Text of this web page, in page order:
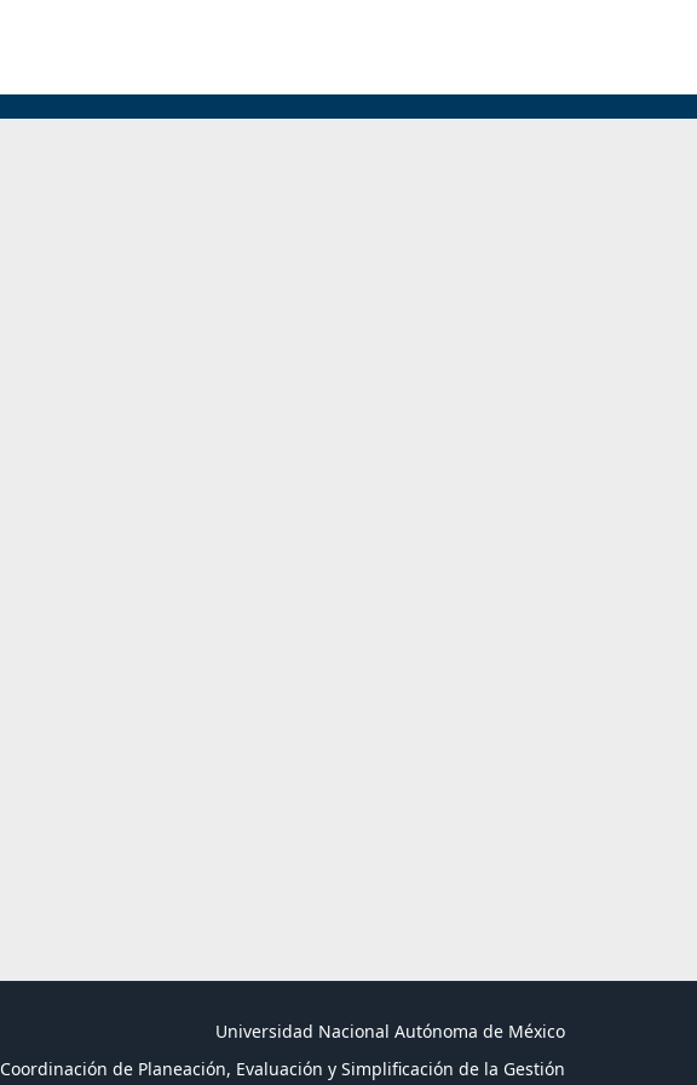
Universidad Nacional Autónoma de México
Coordinación de Planeación, Evaluación y Simplificación de la Gestión